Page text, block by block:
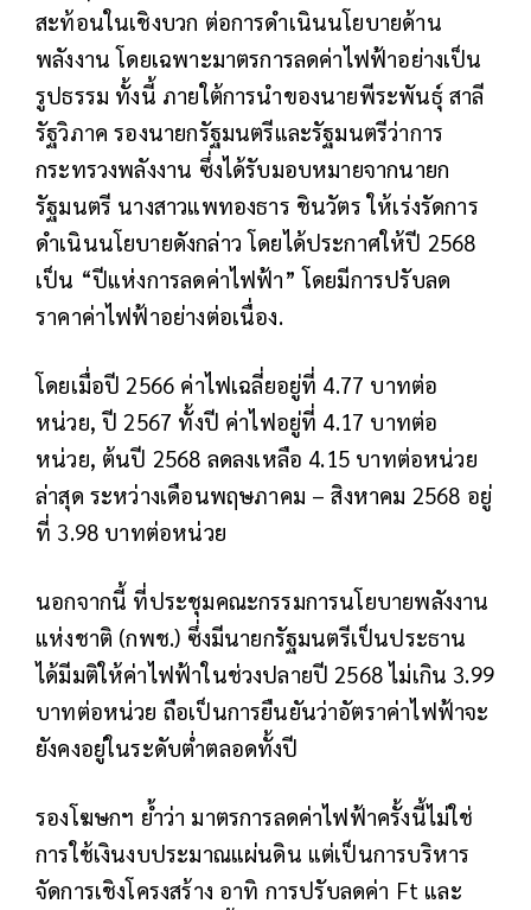
สะท้อนในเชิงบวก ต่อการดำเนินนโยบายด้าน
พลังงาน โดยเฉพาะมาตรการลดค่าไฟฟ้าอย่างเป็น
รูปธรรม ทั้งนี้ ภายใต้การนำของนายพีระพันธุ์ สาลี
รัฐวิภาค รองนายกรัฐมนตรีและรัฐมนตรีว่าการ
กระทรวงพลังงาน ซึ่งได้รับมอบหมายจากนายก
รัฐมนตรี นางสาวแพทองธาร ชินวัตร ให้เร่งรัดการ
ดำเนินนโยบายดังกล่าว โดยได้ประกาศให้ปี 2568
เป็น “ปีแห่งการลดค่าไฟฟ้า” โดยมีการปรับลด
ราคาค่าไฟฟ้าอย่างต่อเนื่อง.
โดยเมื่อปี 2566 ค่าไฟเฉลี่ยอยู่ที่ 4.77 บาทต่อ
หน่วย, ปี 2567 ทั้งปี ค่าไฟอยู่ที่ 4.17 บาทต่อ
หน่วย, ต้นปี 2568 ลดลงเหลือ 4.15 บาทต่อหน่วย
ล่าสุด ระหว่างเดือนพฤษภาคม – สิงหาคม 2568 อยู่
ที่ 3.98 บาทต่อหน่วย
นอกจากนี้ ที่ประชุมคณะกรรมการนโยบายพลังงาน
แห่งชาติ (กพช.) ซึ่งมีนายกรัฐมนตรีเป็นประธาน
ได้มีมติให้ค่าไฟฟ้าในช่วงปลายปี 2568 ไม่เกิน 3.99
บาทต่อหน่วย ถือเป็นการยืนยันว่าอัตราค่าไฟฟ้าจะ
ยังคงอยู่ในระดับต่ำตลอดทั้งปี
รองโฆษกฯ ย้ำว่า มาตรการลดค่าไฟฟ้าครั้งนี้ไม่ใช่
การใช้เงินงบประมาณแผ่นดิน แต่เป็นการบริหาร
จัดการเชิงโครงสร้าง อาทิ การปรับลดค่า Ft และ